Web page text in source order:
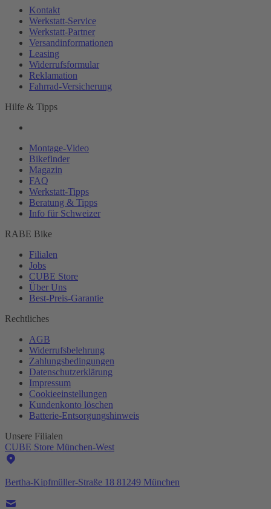
Kontakt
Werkstatt-Service
Werkstatt-Partner
Versandinformationen
Leasing
Widerrufsformular
Reklamation
Fahrrad-Versicherung
Hilfe & Tipps
Montage-Video
Bikefinder
Magazin
FAQ
Werkstatt-Tipps
Beratung & Tipps
Info für Schweizer
RABE Bike
Filialen
Jobs
CUBE Store
Über Uns
Best-Preis-Garantie
Rechtliches
AGB
Widerrufsbelehrung
Zahlungsbedingungen
Datenschutzerklärung
Impressum
Cookieeinstellungen
Kundenkonto löschen
Batterie-Entsorgungshinweis
Unsere Filialen
CUBE Store München-West
Bertha-Kipfmüller-Straße 18 81249 München